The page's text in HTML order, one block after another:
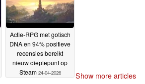
Actie-RPG met gotisch
DNA en 94% positieve
recensies bereikt
nieuw dieptepunt op
Steam 24-04-2026 Show more articles